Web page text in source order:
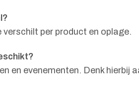
per product en oplage.
en evenementen. Denk